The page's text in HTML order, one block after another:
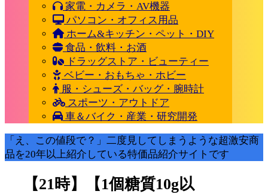
家電・カメラ・AV機器
パソコン・オフィス用品
ホーム&キッチン・ペット・DIY
食品・飲料・お酒
ドラッグストア・ビューティー
ベビー・おもちゃ・ホビー
服・シューズ・バッグ・腕時計
スポーツ・アウトドア
車＆バイク・産業・研究開発
「え、この値段で？」二度見してしまうような超激安商
品を20年以上紹介している特価品紹介サイトです
【21時】【1個糖質10g以